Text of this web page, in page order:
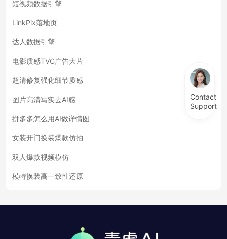
短视频数据引擎
LinkPix落地页
达人数据引擎
电影质感TVC广告大片
超清修复强化细节质感
图片高清写实去AI感
拼多多怎么用AI做详情图
女装开门换装爆款仿拍
双人爆款视频模仿
模特换装高一致性还原
Contact
Support